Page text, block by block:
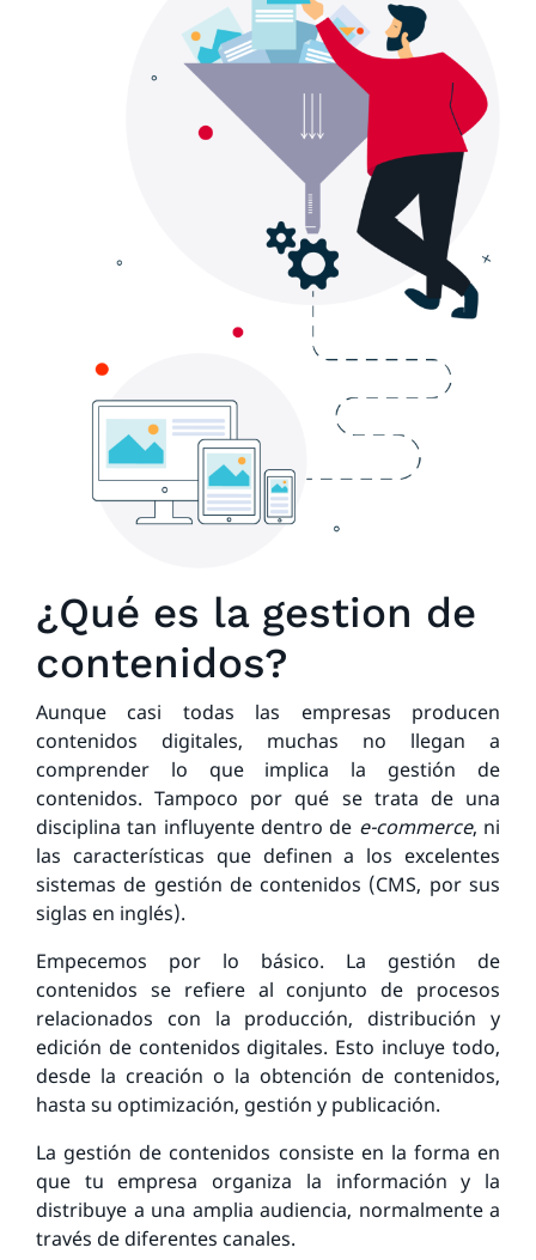
¿Qué es la gestion de
contenidos?
Aunque casi todas las empresas producen
contenidos digitales, muchas no llegan a
comprender lo que implica la gestión de
contenidos. Tampoco por qué se trata de una
disciplina tan influyente dentro de e-commerce, ni
las características que definen a los excelentes
sistemas de gestión de contenidos (CMS, por sus
siglas en inglés).
Empecemos por lo básico. La gestión de
contenidos se refiere al conjunto de procesos
relacionados con la producción, distribución y
edición de contenidos digitales. Esto incluye todo,
desde la creación o la obtención de contenidos,
hasta su optimización, gestión y publicación.
La gestión de contenidos consiste en la forma en
que tu empresa organiza la información y la
distribuye a una amplia audiencia, normalmente a
través de diferentes canales.